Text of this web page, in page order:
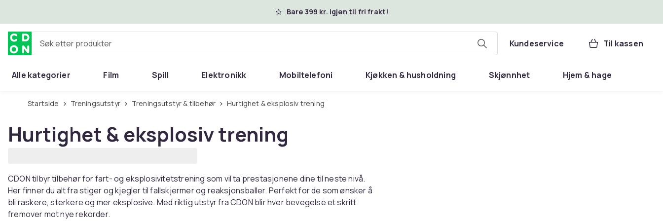
Bare 399 kr. igjen til fri frakt!
Søk etter produkter Kundeservice Til kassen
Alle kategorier Film Spill Elektronikk Mobiltelefoni Kjøkken & husholdning Skjønnhet Hjem & hage
Startside Treningsutstyr Treningsutstyr & tilbehør Hurtighet & eksplosiv trening
Hurtighet & eksplosiv trening
CDON tilbyr tilbehør for fart- og eksplosivitetstrening som vil ta prestasjonene dine til neste nivå.
Her finner du alt fra stiger og kjegler til fallskjermer og reaksjonsballer. Perfekt for de som ønsker å
bli raskere, sterkere og mer eksplosive. Med riktig utstyr fra CDON blir hver bevegelse et skritt
fremover mot nye rekorder.